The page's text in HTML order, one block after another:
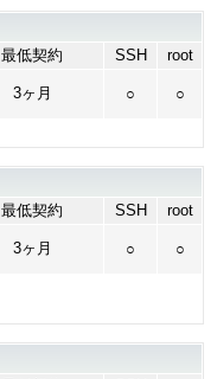
最低契約 SSH root
3ヶ月 ○ ○
最低契約 SSH root
3ヶ月 ○ ○